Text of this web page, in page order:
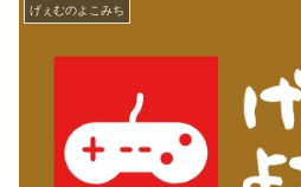
げぇむのよこみち